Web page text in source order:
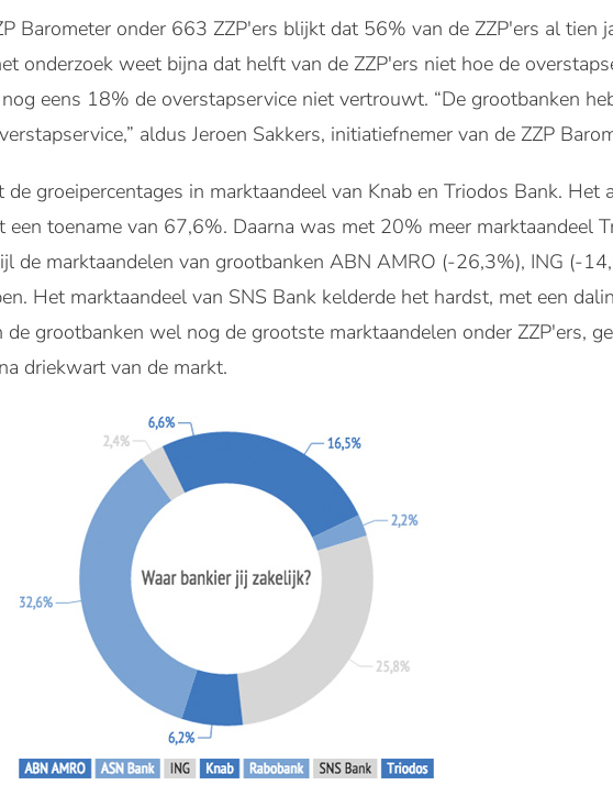
Barometer onder 663 ZZP'ers blijkt dat 56% van de ZZP'ers al tien
onderzoek weet bijna dat helft van de ZZP'ers niet hoe de
eens 18% de overstapservice niet vertrouwt. “De grootbanken
aldus Jeroen Sakkers, initiatiefnemer van de ZZP
groeipercentages in marktaandeel van Knab en Triodos Bank. Het
een toename van 67,6%. Daarna was met 20% meer marktaandeel
de marktaandelen van grootbanken ABN AMRO (-26,3%), ING (-
Het marktaandeel van SNS Bank kelderde het hardst, met een
grootbanken wel nog de grootste marktaandelen onder ZZP'ers,
driekwart van de markt.